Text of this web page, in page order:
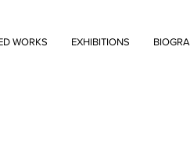
WORKS EXHIBITIONS